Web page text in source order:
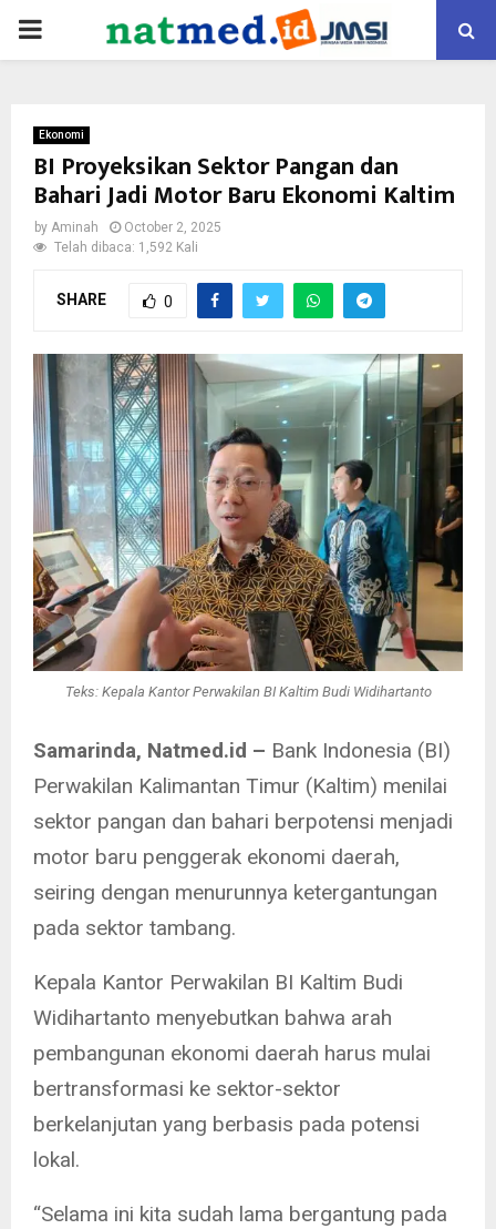
PRIMARY
Ekonomi
BI Proyeksikan Sektor Pangan dan
Bahari Jadi Motor Baru Ekonomi Kaltim
by Aminah
October 2, 2025
Telah dibaca: 1,592 Kali
SHARE 0
Teks: Kepala Kantor Perwakilan BI Kaltim Budi Widihartanto
Samarinda, Natmed.id – Bank Indonesia (BI)
Perwakilan Kalimantan Timur (Kaltim) menilai
sektor pangan dan bahari berpotensi menjadi
motor baru penggerak ekonomi daerah,
seiring dengan menurunnya ketergantungan
pada sektor tambang.
Kepala Kantor Perwakilan BI Kaltim Budi
Widihartanto menyebutkan bahwa arah
pembangunan ekonomi daerah harus mulai
bertransformasi ke sektor-sektor
berkelanjutan yang berbasis pada potensi
lokal.
“Selama ini kita sudah lama bergantung pada